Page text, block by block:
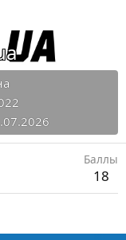
Баллы
18